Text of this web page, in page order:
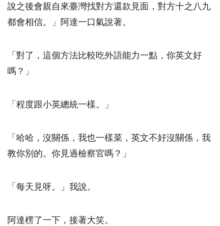
說之後會親自來臺灣找對方還款見面，對方十之八九
都會相信。」阿達一口氣說著。
「對了，這個方法比較吃外語能力一點，你英文好
嗎？」
「程度跟小英總統一樣。」
「哈哈，沒關係，我也一樣菜，英文不好沒關係，我
教你別的。你見過檢察官嗎？」
「每天見呀。」我說。
阿達楞了一下，接著大笑。